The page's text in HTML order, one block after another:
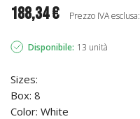
188,34 € Prezzo IVA
Disponibile: 13 unità
Sizes:
Box: 8
Color: White